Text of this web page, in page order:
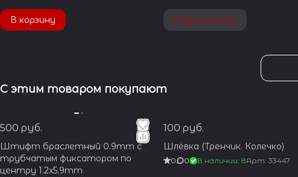
В корзину Подписаться
С этим товаром покупают
500 руб.
Штифт браслетный 0.9mm с
трубчатым фиксатором по
центру 1.2x5.9mm
100 руб.
Шлёвка (Тренчик. Колечко)
0 0 В наличии: 8Арт.33447